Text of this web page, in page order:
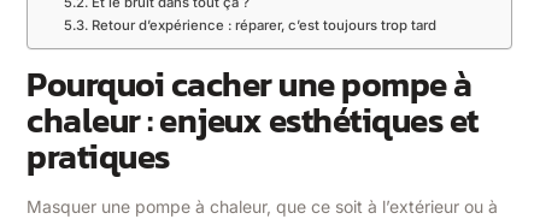
Retour d’expérience : réparer, c’est toujours trop tard
Pourquoi cacher une pompe à
chaleur : enjeux esthétiques et
pratiques
Masquer une pompe à chaleur, que ce soit à l’extérieur ou à